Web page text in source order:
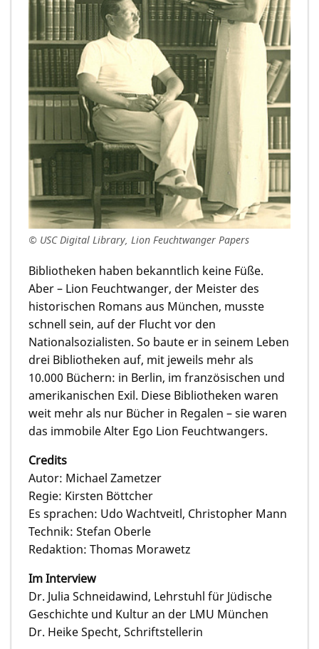
© USC Digital Library, Lion Feuchtwanger Papers
Bibliotheken haben bekanntlich keine Füße.
Aber – Lion Feuchtwanger, der Meister des
historischen Romans aus München, musste
schnell sein, auf der Flucht vor den
Nationalsozialisten. So baute er in seinem Leben
drei Bibliotheken auf, mit jeweils mehr als
10.000 Büchern: in Berlin, im französischen und
amerikanischen Exil. Diese Bibliotheken waren
weit mehr als nur Bücher in Regalen – sie waren
das immobile Alter Ego Lion Feuchtwangers.
Credits
Autor: Michael Zametzer
Regie: Kirsten Böttcher
Es sprachen: Udo Wachtveitl, Christopher Mann
Technik: Stefan Oberle
Redaktion: Thomas Morawetz
Im Interview
Dr. Julia Schneidawind, Lehrstuhl für Jüdische
Geschichte und Kultur an der LMU München
Dr. Heike Specht, Schriftstellerin